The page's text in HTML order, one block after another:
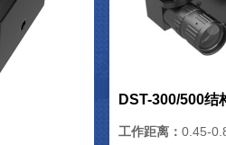
DST-300/500结
工作距离：0.45-